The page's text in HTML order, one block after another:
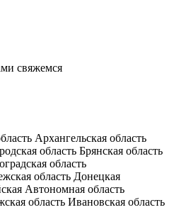
свяжемся
Архангельская область
область Брянская область
область
область Донецкая
Автономная область
область Ивановская область